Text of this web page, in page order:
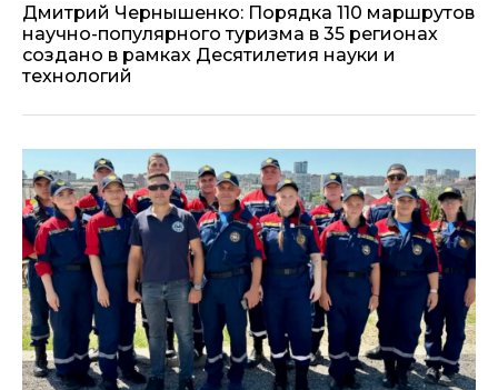
Дмитрий Чернышенко: Порядка 110 маршрутов
научно-популярного туризма в 35 регионах
создано в рамках Десятилетия науки и
технологий